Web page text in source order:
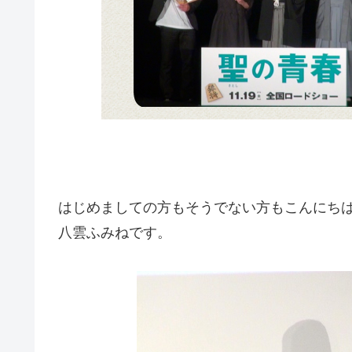
はじめましての方もそうでない方もこんにち
八雲ふみねです。